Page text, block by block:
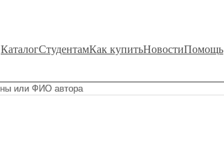
КаталогСтудентамКак купитьНовостиПомощь